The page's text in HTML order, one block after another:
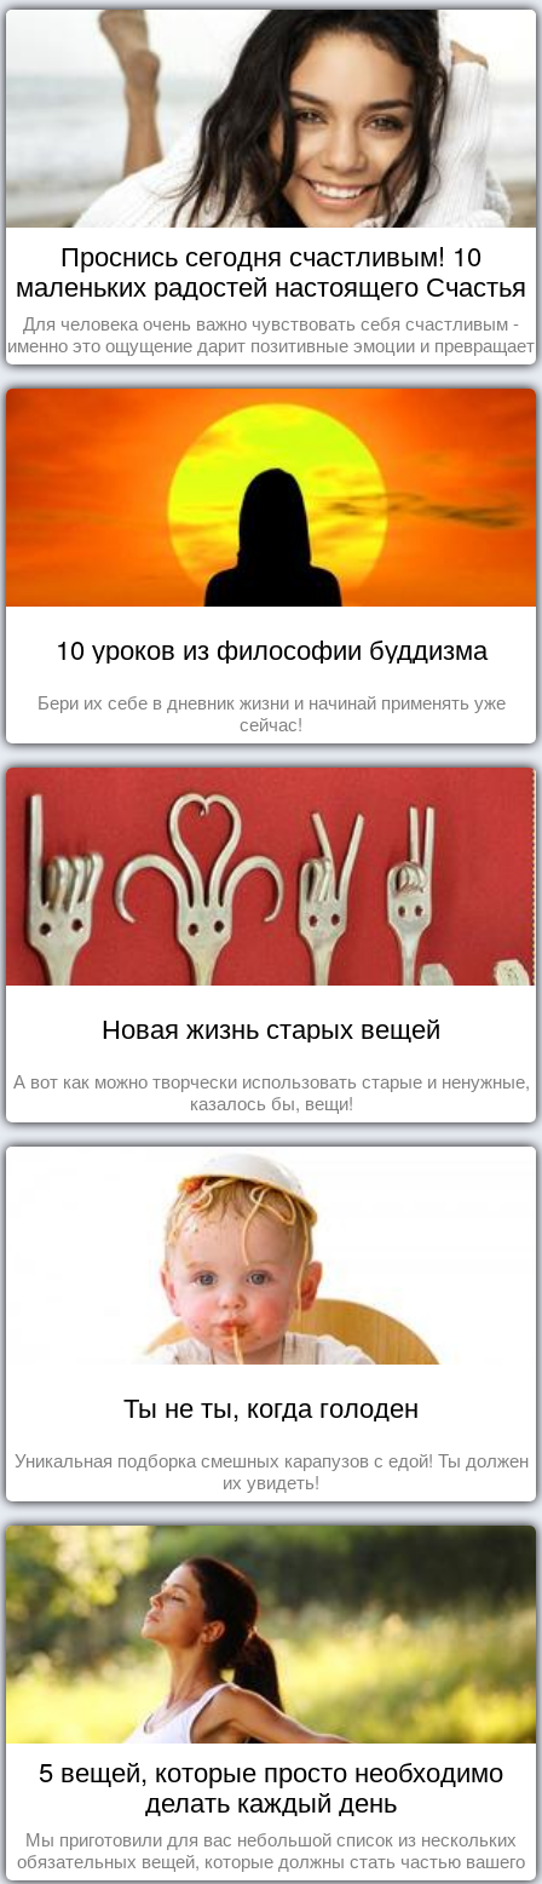
Проснись сегодня счастливым! 10
маленьких радостей настоящего Счастья
Для человека очень важно чувствовать себя счастливым -
именно это ощущение дарит позитивные эмоции и превращает
каждый день в маленький праздник.
10 уроков из философии буддизма
Бери их себе в дневник жизни и начинай применять уже
сейчас!
Новая жизнь старых вещей
А вот как можно творчески использовать старые и ненужные,
казалось бы, вещи!
Ты не ты, когда голоден
Уникальная подборка смешных карапузов с едой! Ты должен
их увидеть!
5 вещей, которые просто необходимо
делать каждый день
Мы приготовили для вас небольшой список из нескольких
обязательных вещей, которые должны стать частью вашего